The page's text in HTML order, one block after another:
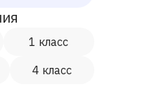
1 класс
4 класс